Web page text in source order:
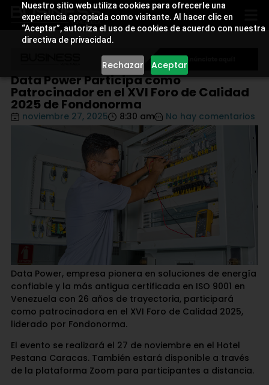
Nuestro sitio web utiliza cookies para ofrecerle una
experiencia apropiada como visitante. Al hacer clic en
“Aceptar”, autoriza el uso de cookies de acuerdo con nuestra
directiva de privacidad.
Rechazar Aceptar
Data Power Participa como
Patrocinador en el XVI Foro de Calidad
2025 de Fondonorma
noviembre 27, 2025 8:30 am No hay comentarios
Data Power, empresa pionera en soluciones de energía
confiable y la más antigua certificada en ISO 9001 en
Venezuela con 26 años de trayectoria, participará
como patrocinadora en el XVI Foro de Calidad 2025,
liderado por Fondonorma.
El evento se realizará el 27 de noviembre en el Hotel
Pestana Caracas. También estará disponible a través
de la plataforma Zoom para participantes a distancia.